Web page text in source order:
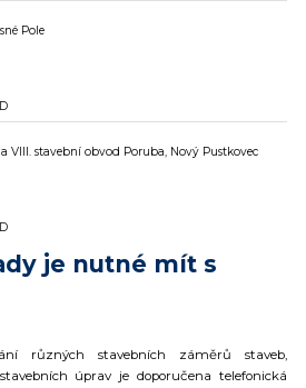
Pole
VIII. stavební obvod Poruba, Nový Pustkovec
je nutné mít s
různých stavebních záměrů staveb,
úprav je doporučena telefonická